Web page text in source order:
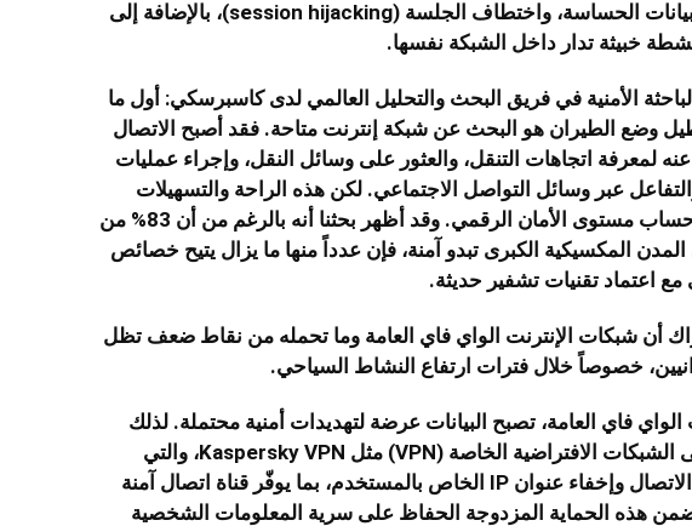
البيانات عبر الشبكة، وكشف البيانات الحساسة، واختطاف الجلسة (session hijacking)، بالإضافة إلى
خبيثة تدار داخل الشبكة نفسها.
الباحثة الأمنية في فريق البحث والتحليل العالمي لدى كاسبرسكي: أول ما
وضع الطيران هو البحث عن شبكة إنترنت متاحة. فقد أصبح الاتصال
لمعرفة اتجاهات التنقل، والعثور على وسائل النقل، وإجراء عمليات
عبر وسائل التواصل الاجتماعي. لكن هذه الراحة والتسهيلات
تأتي في كثير من الأحيان على حساب مستوى الأمان الرقمي. وقد أظهر بحثنا أنه بالرغم من أن 83% من
المكسيكية الكبرى تبدو آمنة، فإن عدداً منها ما يزال يتيح خصائص
اعتماد تقنيات تشفير حديثة.
أن شبكات الإنترنت الواي فاي العامة وما تحمله من نقاط ضعف تظل
خصوصاً خلال فترات ارتفاع النشاط السياحي.
فاي العامة، تصبح البيانات عرضة لتهديدات أمنية محتملة. لذلك
ينصح خبراء الأمن بالاعتماد على الشبكات الافتراضية الخاصة (VPN) مثل Kaspersky VPN، والتي
تعمل على تشفير جميع بيانات الاتصال وإخفاء عنوان IP الخاص بالمستخدم، بما يوفّر قناة اتصال آمنة
هذه الحماية المزدوجة الحفاظ على سرية المعلومات الشخصية